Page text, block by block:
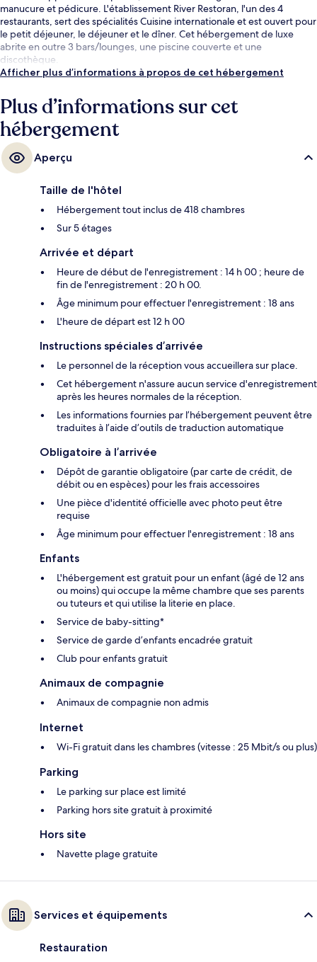
manucure et pédicure. L'établissement River Restoran, l'un des 4
restaurants, sert des spécialités Cuisine internationale et est ouvert pour
le petit déjeuner, le déjeuner et le dîner. Cet hébergement de luxe
abrite en outre 3 bars/lounges, une piscine couverte et une
discothèque.
Afficher plus d’informations à propos de cet hébergement
Plus d’informations sur cet
hébergement
Aperçu
Taille de l'hôtel
Hébergement tout inclus de 418 chambres
Sur 5 étages
Arrivée et départ
Heure de début de l'enregistrement : 14 h 00 ; heure de
fin de l'enregistrement : 20 h 00.
Âge minimum pour effectuer l'enregistrement : 18 ans
L'heure de départ est 12 h 00
Instructions spéciales d’arrivée
Le personnel de la réception vous accueillera sur place.
Cet hébergement n'assure aucun service d'enregistrement
après les heures normales de la réception.
Les informations fournies par l’hébergement peuvent être
traduites à l’aide d’outils de traduction automatique
Obligatoire à l’arrivée
Dépôt de garantie obligatoire (par carte de crédit, de
débit ou en espèces) pour les frais accessoires
Une pièce d'identité officielle avec photo peut être
requise
Âge minimum pour effectuer l'enregistrement : 18 ans
Enfants
L'hébergement est gratuit pour un enfant (âgé de 12 ans
ou moins) qui occupe la même chambre que ses parents
ou tuteurs et qui utilise la literie en place.
Service de baby-sitting*
Service de garde d’enfants encadrée gratuit
Club pour enfants gratuit
Animaux de compagnie
Animaux de compagnie non admis
Internet
Wi-Fi gratuit dans les chambres (vitesse : 25 Mbit/s ou plus)
Parking
Le parking sur place est limité
Parking hors site gratuit à proximité
Hors site
Navette plage gratuite
Services et équipements
Restauration